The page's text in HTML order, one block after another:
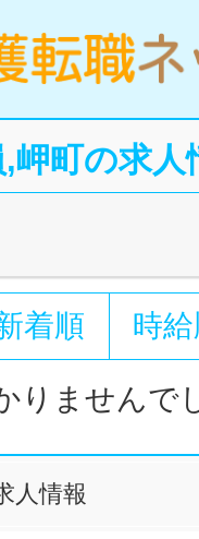
岬町の求人
着順 時
りませんで
人情報